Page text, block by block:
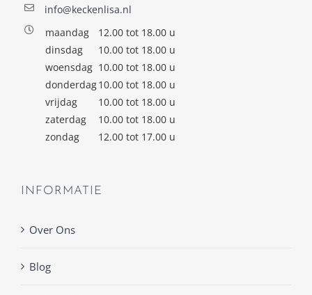
info@keckenlisa.nl
maandag
12.00 tot 18.00 u
dinsdag
10.00 tot 18.00 u
woensdag 10.00 tot 18.00 u
donderdag10.00 tot 18.00 u
vrijdag
10.00 tot 18.00 u
zaterdag
10.00 tot 18.00 u
zondag
12.00 tot 17.00 u
INFORMATIE
Over Ons
Blog